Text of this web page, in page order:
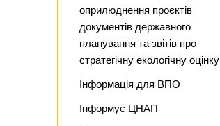
оприлюднення проєктів
документів державного
планування та звітів про
стратегічну екологічну оцінку
Інформація для ВПО
Інформує ЦНАП